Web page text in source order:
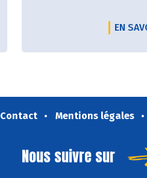
EN
Contact Mentions légales
Nous suivre sur